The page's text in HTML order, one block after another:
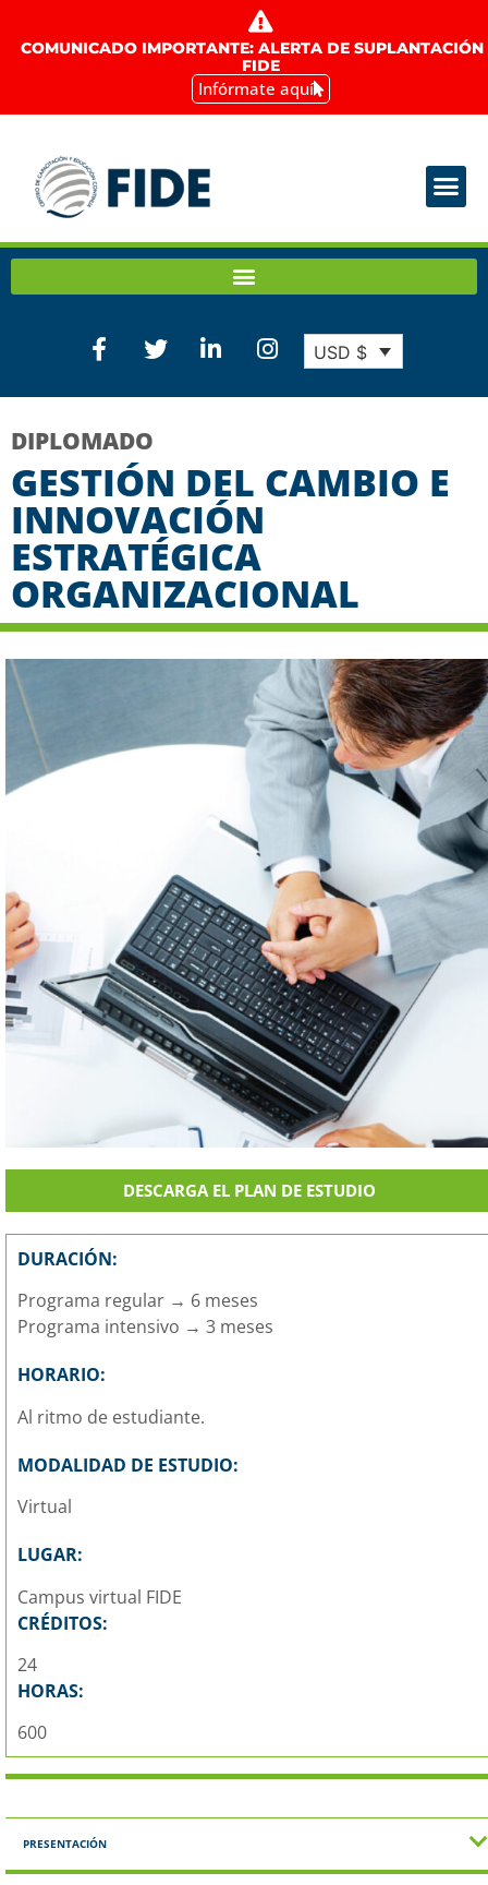
COMUNICADO IMPORTANTE: ALERTA DE SUPLANTACIÓN
FIDE
Infórmate aquí
USD $
DIPLOMADO
GESTIÓN DEL CAMBIO E
INNOVACIÓN
ESTRATÉGICA
ORGANIZACIONAL
DESCARGA EL PLAN DE ESTUDIO
DURACIÓN:
Programa regular → 6 meses
Programa intensivo → 3 meses
HORARIO:
Al ritmo de estudiante.
MODALIDAD DE ESTUDIO:
Virtual
LUGAR:
Campus virtual FIDE
CRÉDITOS:
24
HORAS:
600
PRESENTACIÓN